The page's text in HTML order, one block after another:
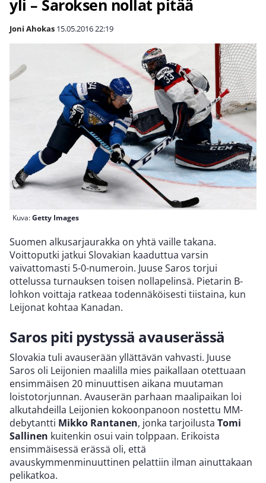
yli – Saroksen nollat pitää
Joni Ahokas 15.05.201622:19
Kuva:Getty Images
Suomen alkusarjaurakka on yhtä vaille takana.
Voittoputki jatkui Slovakian kaaduttua varsin
vaivattomasti 5-0-numeroin. Juuse Saros torjui
ottelussa turnauksen toisen nollapelinsä. Pietarin B-
lohkon voittaja ratkeaa todennäköisesti tiistaina, kun
Leijonat kohtaa Kanadan.
Saros piti pystyssä avauserässä
Slovakia tuli avauserään yllättävän vahvasti. Juuse
Saros oli Leijonien maalilla mies paikallaan otettuaan
ensimmäisen 20 minuuttisen aikana muutaman
loistotorjunnan. Avauserän parhaan maalipaikan loi
alkutahdeilla Leijonien kokoonpanoon nostettu MM-
debytantti Mikko Rantanen, jonka tarjoilusta Tomi
Sallinen kuitenkin osui vain tolppaan. Erikoista
ensimmäisessä erässä oli, että
avauskymmenminuuttinen pelattiin ilman ainuttakaan
pelikatkoa.